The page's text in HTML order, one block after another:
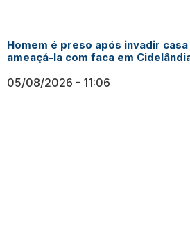
Homem é preso após invadir
ameaçá-la com faca em
05/08/2026 11:06